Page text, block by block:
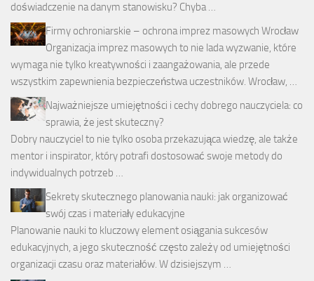
doświadczenie na danym stanowisku? Chyba …
Firmy ochroniarskie – ochrona imprez masowych Wrocław
Organizacja imprez masowych to nie lada wyzwanie, które
wymaga nie tylko kreatywności i zaangażowania, ale przede
wszystkim zapewnienia bezpieczeństwa uczestników. Wrocław, …
Najważniejsze umiejętności i cechy dobrego nauczyciela: co
sprawia, że jest skuteczny?
Dobry nauczyciel to nie tylko osoba przekazująca wiedzę, ale także
mentor i inspirator, który potrafi dostosować swoje metody do
indywidualnych potrzeb …
Sekrety skutecznego planowania nauki: jak organizować
swój czas i materiały edukacyjne
Planowanie nauki to kluczowy element osiągania sukcesów
edukacyjnych, a jego skuteczność często zależy od umiejętności
organizacji czasu oraz materiałów. W dzisiejszym …